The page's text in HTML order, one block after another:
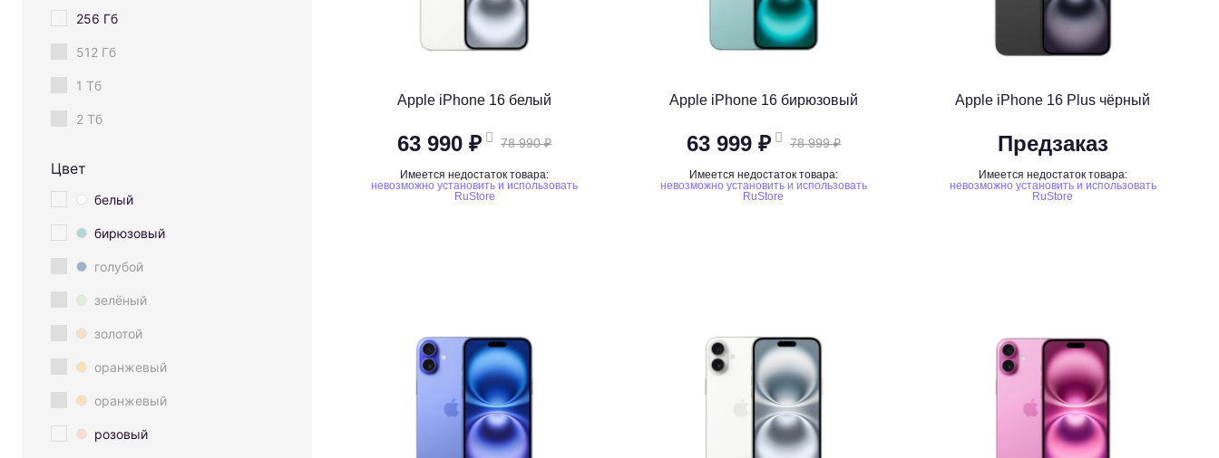
256 Гб
512 Гб
1 Тб
2 Тб
Цвет
белый
бирюзовый
голубой
зелёный
золотой
оранжевый
оранжевый
розовый
Apple iPhone 16 белый
63 990 ₽ 78 990 ₽
Имеется недостаток товара:
невозможно установить и использовать
RuStore
Apple iPhone 16 бирюзовый
63 999 ₽ 78 999 ₽
Имеется недостаток товара:
невозможно установить и использовать
RuStore
Apple iPhone 16 Plus чёрный
Предзаказ
Имеется недостаток товара:
невозможно установить и использовать
RuStore